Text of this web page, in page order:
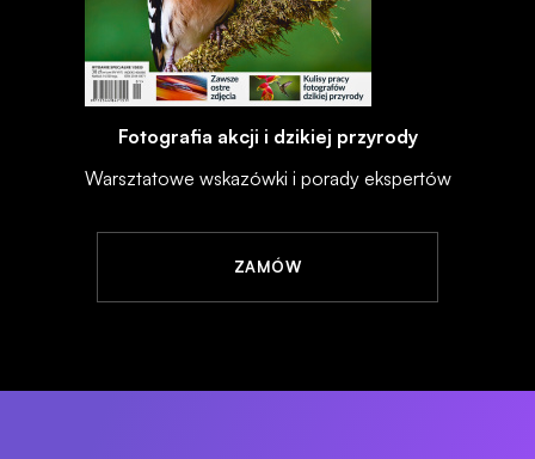
Fotografia akcji i dzikiej przyrody
Warsztatowe wskazówki i porady ekspertów
ZAMÓW